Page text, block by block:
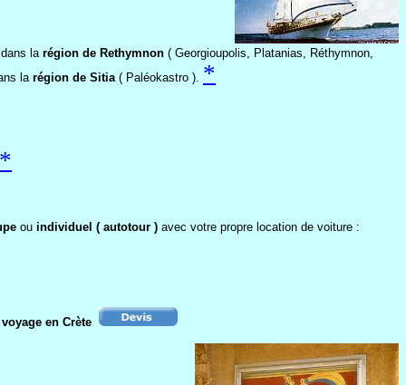
la région de Rethymnon ( Georgioupolis, Platanias, Réthymnon,
la région de Sitia( Paléokastro ). *
*
ou individuel ( autotour ) avec votre propre location de voiture :
en Crète